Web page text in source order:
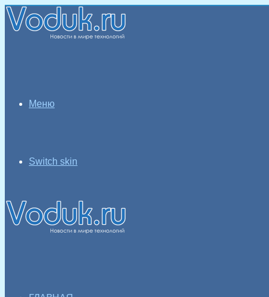
Меню
Switch skin